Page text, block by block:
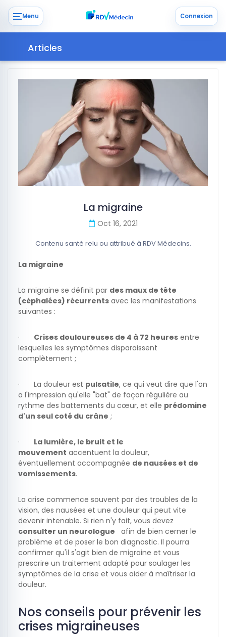
Menu Connexion
Articles
La migraine
Oct 16, 2021
Contenu santé relu ou attribué à RDV Médecins.
La migraine
La migraine se définit par des maux de tête
(céphalées) récurrents avec les manifestations
suivantes :
· Crises douloureuses de 4 à 72 heures entre
lesquelles les symptômes disparaissent
complètement ;
· La douleur est pulsatile, ce qui veut dire que l'on
a l'impression qu'elle "bat" de façon régulière au
rythme des battements du cœur, et elle prédomine
d'un seul coté du crâne ;
· La lumière, le bruit et le
mouvement accentuent la douleur,
éventuellement accompagnée de nausées et de
vomissements.
La crise commence souvent par des troubles de la
vision, des nausées et une douleur qui peut vite
devenir intenable. Si rien n'y fait, vous devez
consulter un neurologue afin de bien cerner le
problème et de poser le bon diagnostic. Il pourra
confirmer qu'il s'agit bien de migraine et vous
prescrire un traitement adapté pour soulager les
symptômes de la crise et vous aider à maîtriser la
douleur.
Nos conseils pour prévenir les
crises migraineuses